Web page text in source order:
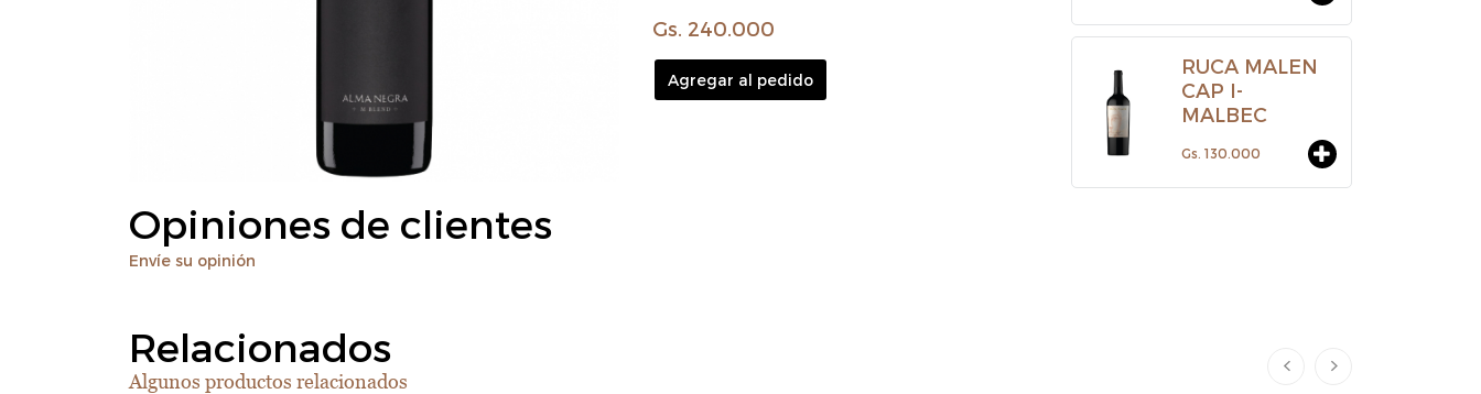
Gs. 240.000
Agregar al pedido
RUCA MALEN
CAP I-
MALBEC
Gs. 130.000
Opiniones de clientes
Envíe su opinión
Relacionados
Algunos productos relacionados